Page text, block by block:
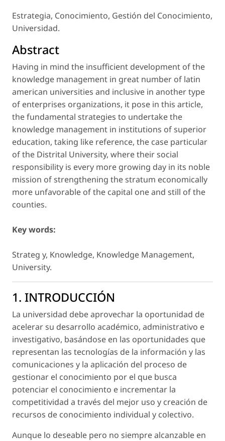
Estrategia, Conocimiento, Gestión del Conocimiento,
Universidad.
Abstract
Having in mind the insufficient development of the
knowledge management in great number of latin
american universities and inclusive in another type
of enterprises organizations, it pose in this article,
the fundamental strategies to undertake the
knowledge management in institutions of superior
education, taking like reference, the case particular
of the Distrital University, where their social
responsibility is every more growing day in its noble
mission of strengthening the stratum economically
more unfavorable of the capital one and still of the
counties.
Key words:
Strateg y, Knowledge, Knowledge Management,
University.
1. INTRODUCCIÓN
La universidad debe aprovechar la oportunidad de
acelerar su desarrollo académico, administrativo e
investigativo, basándose en las oportunidades que
representan las tecnologías de la información y las
comunicaciones y la aplicación del proceso de
gestionar el conocimiento por el que busca
potenciar el conocimiento e incrementar la
competitividad a través del mejor uso y creación de
recursos de conocimiento individual y colectivo.
Aunque lo deseable pero no siempre alcanzable en